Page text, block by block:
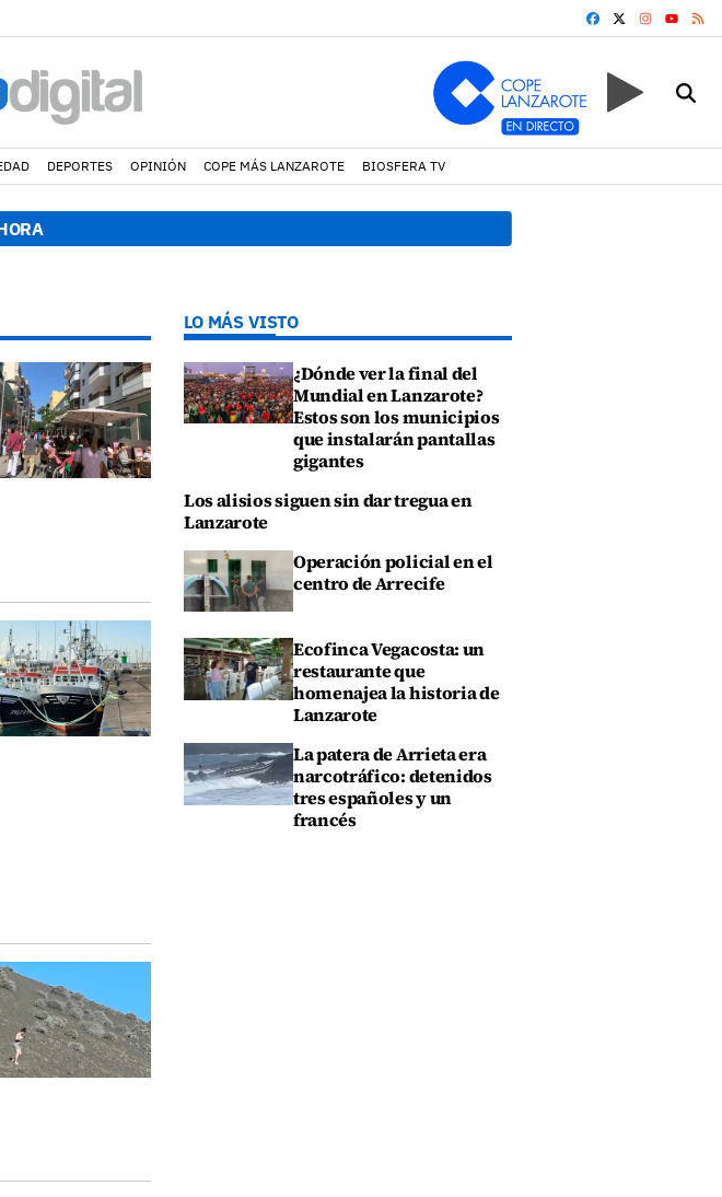
FACEBOOK
YOUTUBE
DEPORTES OPINIÓN COPE MÁS LANZAROTE BIOSFERA TV
LO MÁS VISTO
¿Dónde ver la final del
Mundial en Lanzarote?
Estos son los municipios
que instalarán pantallas
gigantes
Los alisios siguen sin dar tregua en
Lanzarote
Operación policial en el
centro de Arrecife
Ecofinca Vegacosta: un
restaurante que
homenajea la historia de
Lanzarote
La patera de Arrieta era
narcotráfico: detenidos
tres españoles y un
francés